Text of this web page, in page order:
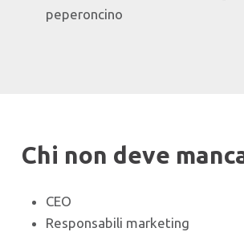
peperoncino
Chi non deve
CEO
Responsabili marketing